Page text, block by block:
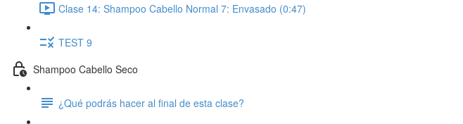
Clase 14: Shampoo Cabello Normal 7: Envasado (0:47)
TEST 9
Shampoo Cabello Seco
¿Qué podrás hacer al final de esta clase?